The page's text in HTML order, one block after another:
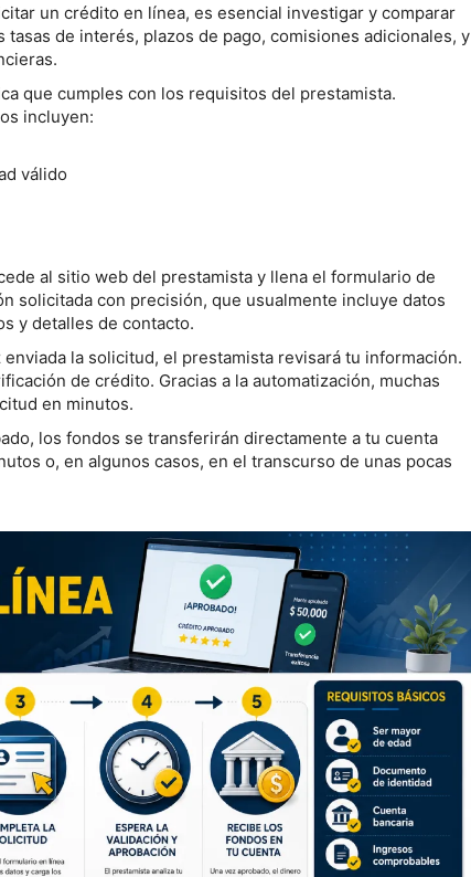
un crédito en línea, es esencial investigar y comparar
de interés, plazos de pago, comisiones adicionales, y
que cumples con los requisitos del prestamista.
incluyen:
válido
al sitio web del prestamista y llena el formulario de
solicitada con precisión, que usualmente incluye datos
y detalles de contacto.
enviada la solicitud, el prestamista revisará tu información.
de crédito. Gracias a la automatización, muchas
en minutos.
los fondos se transferirán directamente a tu cuenta
o, en algunos casos, en el transcurso de unas pocas